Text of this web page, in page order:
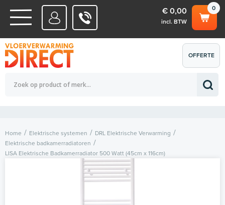
WATERSYSTEMEN
ELEKTRISCHE SYSTEMEN
0
€ 0,00
incl. BTW
Totaalbedrag (incl. BTW) € 0,00
OFFERTE
AANVRAGEN
Home Elektrische systemen
DRL Elektrische Verwarming
Elektrische badkamerradiatoren
LISA Elektrische Badkamerradiator 500 Watt (45cm x 116cm)